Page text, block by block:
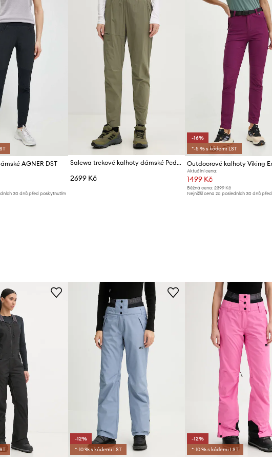
při pohybu.
AGNER DST
30 dnů před poskytnutím
Salewa trekové kalhoty dámské Pedroc 3
2699 Kč
-16%
*-5 % s kódem: LST
Outdoorové kalhoty Viking
Aktuální cena:
1499 Kč
Běžná cena: 2399 Kč
Nejnižší cena za posledních 30 dnů
-12%
*-10 % s kódem: LST
-12%
*-10 % s kódem: LST